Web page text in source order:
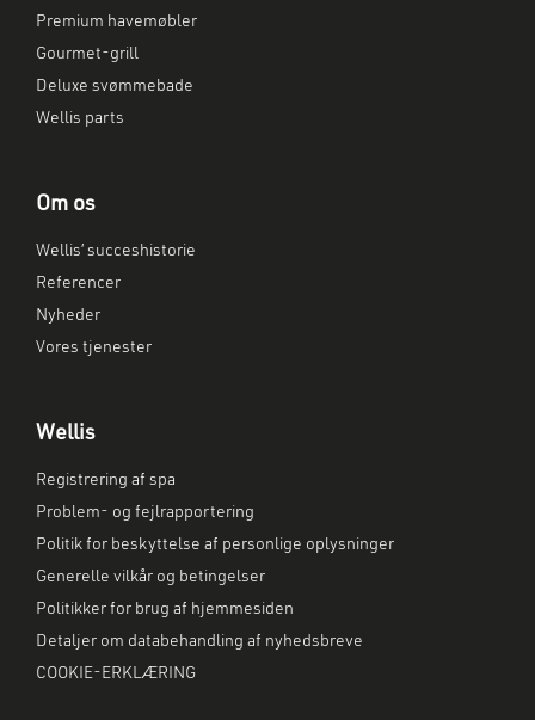
Premium havemøbler
Gourmet-grill
Deluxe svømmebade
Wellis parts
Om os
Wellis’ succeshistorie
Referencer
Nyheder
Vores tjenester
Wellis
Registrering af spa
Problem- og fejlrapportering
Politik for beskyttelse af personlige oplysninger
Generelle vilkår og betingelser
Politikker for brug af hjemmesiden
Detaljer om databehandling af nyhedsbreve
COOKIE-ERKLÆRING